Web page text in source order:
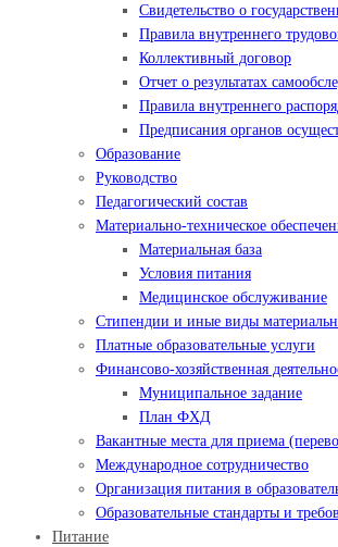
Свидетельство о
Правила внутреннего
Коллективный договор
Отчет о результатах
Правила внутреннего
Предписания органов
Образование
Руководство
Педагогический состав
Материально-техническое
Материальная база
Условия питания
Медицинское обслуживание
Стипендии и иные виды
Платные образовательные услуги
Финансово-хозяйственная
Муниципальное задание
План ФХД
Вакантные места для приема
Международное сотрудничество
Организация питания в
Образовательные стандарты и
Питание